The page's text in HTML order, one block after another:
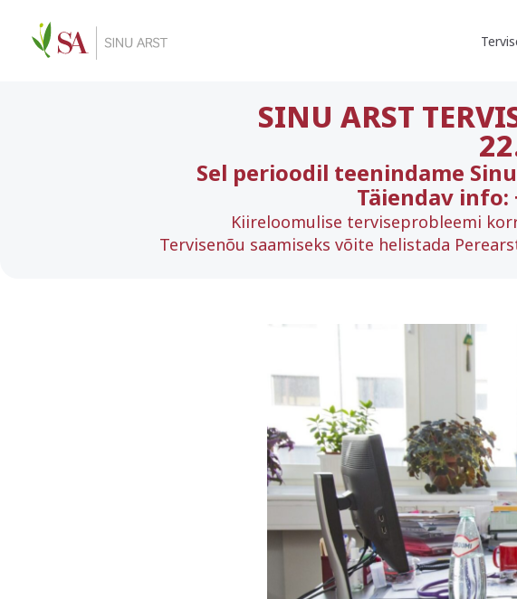
SINU ARST
Sel perioodil teenindame
Täiendav info:
Kiireloomulise terviseprobleemi
Tervisenõu saamiseks võite helistada